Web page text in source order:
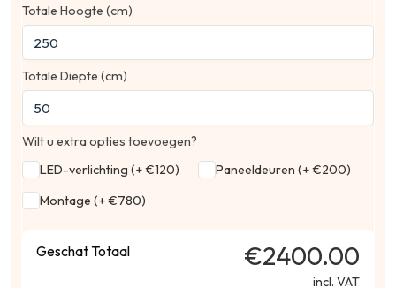
Totale Hoogte (cm)
Totale Diepte (cm)
Wilt u extra opties toevoegen?
LED-verlichting (+ €120)
Paneeldeuren (+ €200)
Montage (+ €780)
Geschat Totaal €2400.00
incl. VAT